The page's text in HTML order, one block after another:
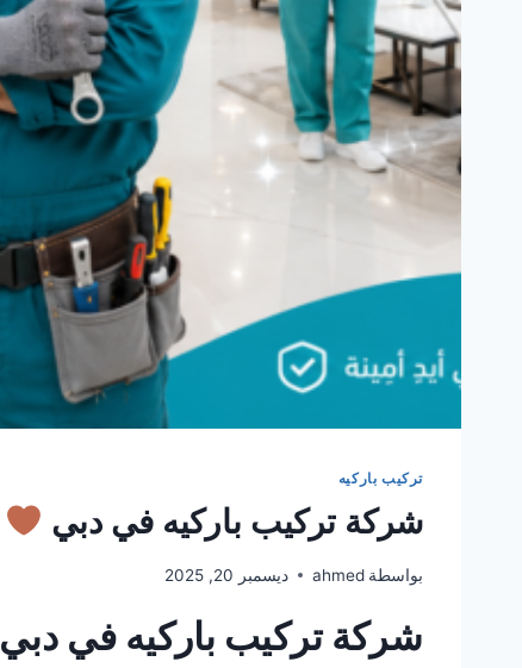
تركيب باركيه
شركة تركيب باركيه في دبي
بواسطة ahmed ديسمبر 20, 2025
شركة تركيب باركيه في دبي